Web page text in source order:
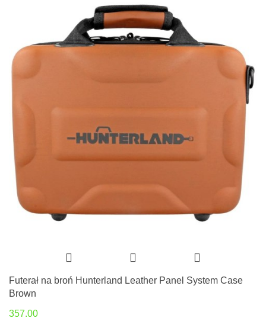
Futerał na broń Hunterland Leather Panel System Case
Brown
357.00